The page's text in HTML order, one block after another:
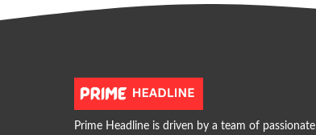
Prime Headline is driven by a team of passionate